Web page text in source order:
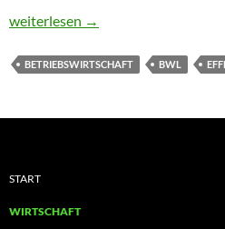
Was ist der Unterschied zwischen
weiterlesen →
BETRIEBSWIRTSCHAFT BWL
START
WIRTSCHAFT